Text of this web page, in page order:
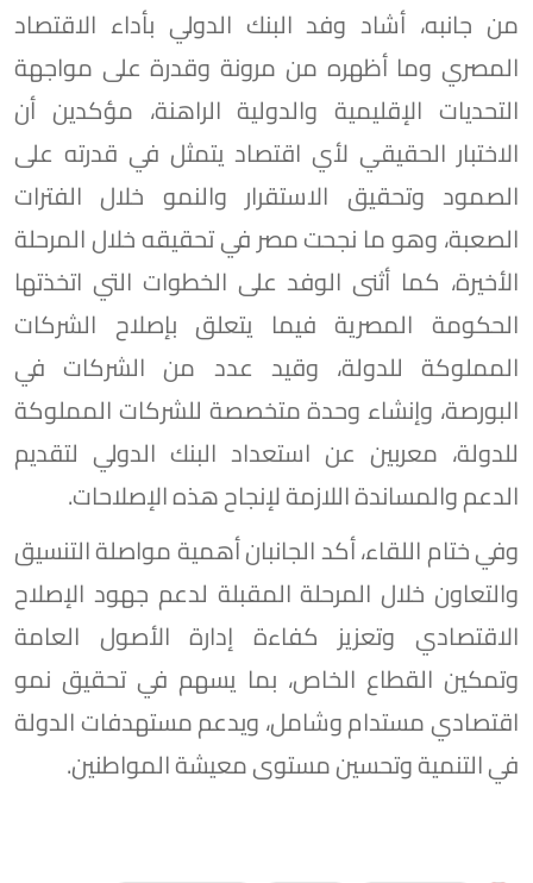
من جانبه، أشاد وفد البنك الدولي بأداء الاقتصاد
المصري وما أظهره من مرونة وقدرة على مواجهة
التحديات الإقليمية والدولية الراهنة، مؤكدين أن
الاختبار الحقيقي لأي اقتصاد يتمثل في قدرته على
الصمود وتحقيق الاستقرار والنمو خلال الفترات
الصعبة، وهو ما نجحت مصر في تحقيقه خلال المرحلة
الأخيرة، كما أثنى الوفد على الخطوات التي اتخذتها
الحكومة المصرية فيما يتعلق بإصلاح الشركات
المملوكة للدولة، وقيد عدد من الشركات في
البورصة، وإنشاء وحدة متخصصة للشركات المملوكة
للدولة، معربين عن استعداد البنك الدولي لتقديم
الدعم والمساندة اللازمة لإنجاح هذه الإصلاحات.
وفي ختام اللقاء، أكد الجانبان أهمية مواصلة التنسيق
والتعاون خلال المرحلة المقبلة لدعم جهود الإصلاح
الاقتصادي وتعزيز كفاءة إدارة الأصول العامة
وتمكين القطاع الخاص، بما يسهم في تحقيق نمو
اقتصادي مستدام وشامل، ويدعم مستهدفات الدولة
في التنمية وتحسين مستوى معيشة المواطنين.